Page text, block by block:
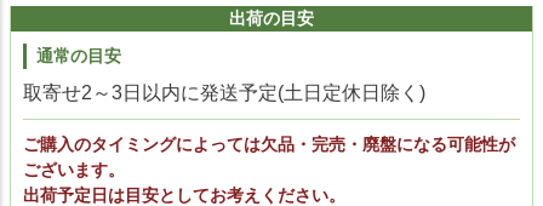
出荷の目安
通常の目安
取寄せ2～3日以内に発送予定(土日定休日除く)
ご購入のタイミングによっては欠品・完売・廃盤になる可能性が
ございます。
出荷予定日は目安としてお考えください。